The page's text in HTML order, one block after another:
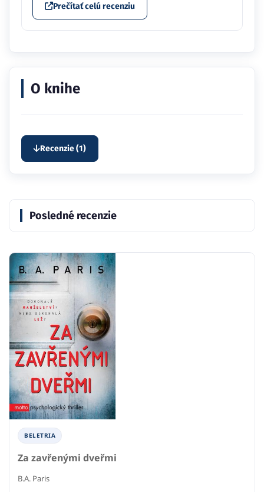
Prečítať celú recenziu
O knihe
Recenzie (1)
Posledné recenzie
BELETRIA
Za zavřenými dveřmi
B.A. Paris